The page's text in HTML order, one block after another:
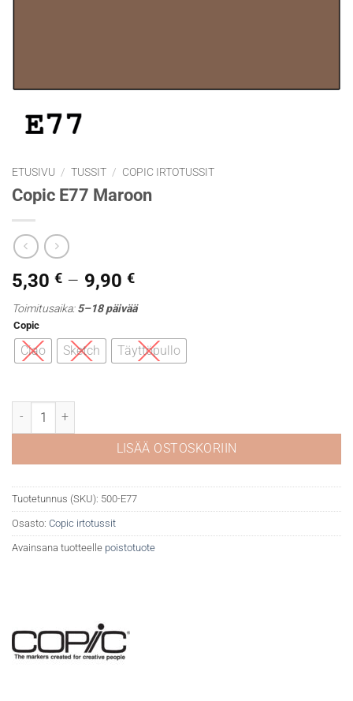
ETUSIVU / TUSSIT / COPIC IRTOTUSSIT
Copic E77 Maroon
5,30 € – 9,90 €Hintaluokka:
5,30 €
-
9,90 €
Toimitusaika:5–18 päivää
Copic
Ciao Sketch Täyttöpullo
Copic E77 Maroon määrä
LISÄÄ OSTOSKORIIN
Tuotetunnus (SKU): 500-E77
Osasto: Copic irtotussit
Avainsana tuotteelle poistotuote